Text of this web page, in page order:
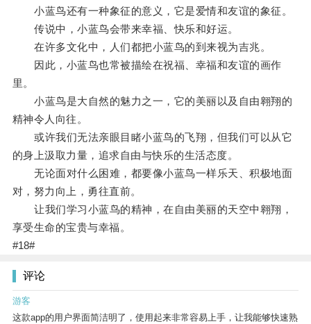
小蓝鸟还有一种象征的意义，它是爱情和友谊的象征。
传说中，小蓝鸟会带来幸福、快乐和好运。
在许多文化中，人们都把小蓝鸟的到来视为吉兆。
因此，小蓝鸟也常被描绘在祝福、幸福和友谊的画作
里。
小蓝鸟是大自然的魅力之一，它的美丽以及自由翱翔的
精神令人向往。
或许我们无法亲眼目睹小蓝鸟的飞翔，但我们可以从它
的身上汲取力量，追求自由与快乐的生活态度。
无论面对什么困难，都要像小蓝鸟一样乐天、积极地面
对，努力向上，勇往直前。
让我们学习小蓝鸟的精神，在自由美丽的天空中翱翔，
享受生命的宝贵与幸福。
#18#
评论
游客
这款app的用户界面简洁明了，使用起来非常容易上手，让我能够快速熟